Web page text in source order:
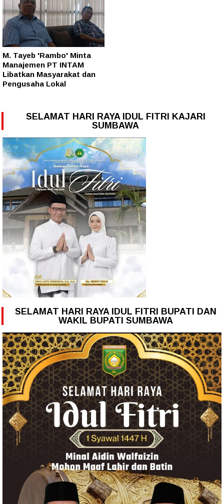
M. Tayeb 'Rambo' Minta
Manajemen PT INTAM
Libatkan Masyarakat dan
Pengusaha Lokal
SELAMAT HARI RAYA IDUL FITRI KAJARI
SUMBAWA
SELAMAT HARI RAYA IDUL FITRI BUPATI DAN
WAKIL BUPATI SUMBAWA